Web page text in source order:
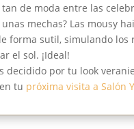
de moda entre las
mechas? Las mousy
forma sutil, simulando los
el sol. ¡Ideal!
decidido por tu look
tu próxima visita a Salón